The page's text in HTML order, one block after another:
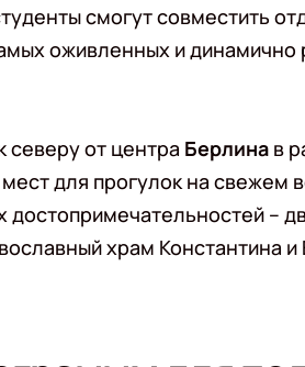
смогут совместить
оживленных и динамично
северу от центра Берлина в
для прогулок на свежем
–
храм Константина